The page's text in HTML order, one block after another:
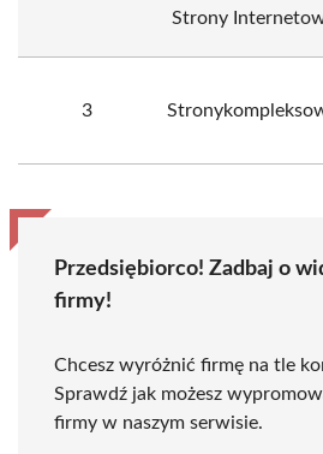
Strony
3
Przedsiębiorco! Zadbaj o
firmy!
Chcesz wyróżnić firmę na tle
Sprawdź jak możesz
firmy w naszym serwisie.